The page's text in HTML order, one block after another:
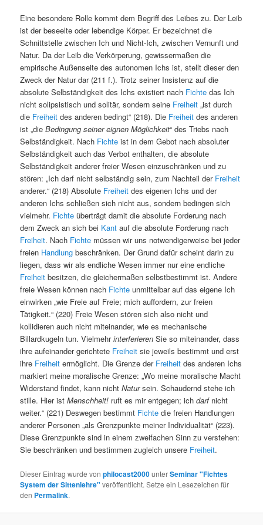
Eine besondere Rolle kommt dem Begriff des Leibes zu. Der Leib
ist der beseelte oder lebendige Körper. Er bezeichnet die
Schnittstelle zwischen Ich und Nicht-Ich, zwischen Vernunft und
Natur. Da der Leib die Verkörperung, gewissermaßen die
empirische Außenseite des autonomen Ichs ist, stellt dieser den
Zweck der Natur dar (211 f.). Trotz seiner Insistenz auf die
absolute Selbständigkeit des Ichs existiert nach Fichte das Ich
nicht solipsistisch und solitär, sondern seine Freiheit „ist durch
die Freiheit des anderen bedingt“ (218). Die Freiheit des anderen
ist „dieBedingung seiner eignen Möglichkeit“ des Triebs nach
Selbständigkeit. Nach Fichte ist in dem Gebot nach absoluter
Selbständigkeit auch das Verbot enthalten, die absolute
Selbständigkeit anderer freier Wesen einzuschränken und zu
stören: „Ich darf nicht selbständig sein, zum Nachteil der Freiheit
anderer.“ (218) Absolute Freiheit des eigenen Ichs und der
anderen Ichs schließen sich nicht aus, sondern bedingen sich
vielmehr. Fichte überträgt damit die absolute Forderung nach
dem Zweck an sich bei Kant auf die absolute Forderung nach
Freiheit. Nach Fichte müssen wir uns notwendigerweise bei jeder
freien Handlung beschränken. Der Grund dafür scheint darin zu
liegen, dass wir als endliche Wesen immer nur eine endliche
Freiheit besitzen, die gleichermaßen selbstbestimmt ist. Andere
freie Wesen können nach Fichte unmittelbar auf das eigene Ich
einwirken „wie Freie auf Freie; mich auffordern, zur freien
Tätigkeit.“ (220) Freie Wesen stören sich also nicht und
kollidieren auch nicht miteinander, wie es mechanische
Billardkugeln tun. VielmehrinterferierenSie so miteinander, dass
ihre aufeinander gerichtete Freiheit sie jeweils bestimmt und erst
ihre Freiheit ermöglicht. Die Grenze der Freiheit des anderen Ichs
markiert meine moralische Grenze: „Wo meine moralische Macht
Widerstand findet, kann nichtNatursein. Schaudernd stehe ich
stille. Hier istMenschheit! ruft es mir entgegen; ichdarf nicht
weiter.“ (221) Deswegen bestimmt Fichte die freien Handlungen
anderer Personen „als Grenzpunkte meiner Individualität“ (223).
Diese Grenzpunkte sind in einem zweifachen Sinn zu verstehen:
Sie beschränken und bestimmen zugleich unsere Freiheit.
Dieser Eintrag wurde vonphilocast2000unterSeminar "Fichtes
System der Sittenlehre" veröffentlicht. Setze ein Lesezeichen für
den Permalink.